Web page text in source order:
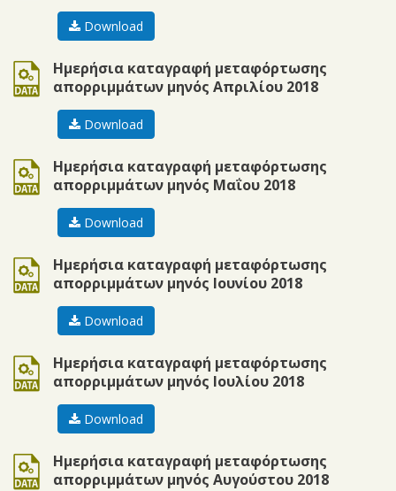
Download
Ημερήσια καταγραφή μεταφόρτωσης
απορριμμάτων μηνός Απριλίου 2018
ods
Download
Ημερήσια καταγραφή μεταφόρτωσης
απορριμμάτων μηνός Μαΐου 2018
ods
Download
Ημερήσια καταγραφή μεταφόρτωσης
απορριμμάτων μηνός Ιουνίου 2018
ods
Download
Ημερήσια καταγραφή μεταφόρτωσης
απορριμμάτων μηνός Ιουλίου 2018
ods
Download
Ημερήσια καταγραφή μεταφόρτωσης
απορριμμάτων μηνός Αυγούστου 2018
ods